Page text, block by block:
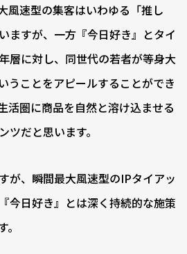
風速型の集客はいわゆる「推し
ますが、一方『今日好き』とタイ
層に対し、同世代の若者が等身大
うことをアピールすることができ
活圏に商品を自然と溶け込ませる
ツだと思います。
が、瞬間最大風速型のIPタイアッ
今日好き』とは深く持続的な施策